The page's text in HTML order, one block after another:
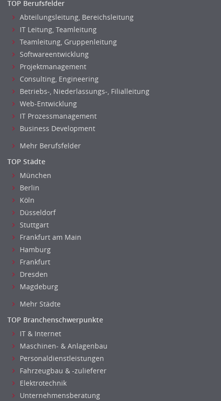
Fotografie, Video
Grafik- und Kommunikationsdesign
Medien-, Screen-, Webdesign
Modedesign, Schmuckdesign
Produktdesign, Industriedesign
Beschaffungslogistik
Disposition
Einkauf
Logistik
Einkauf, Materialwirtschaft & Logistik Leitung, Teamleitung
Einkauf, Materialwirtschaft & Logistik Prozessmanagement
Supply-Chain-Management
Anlagenbuchhaltung
Controlling
Debitorenbuchhaltung
Finanzbuchhaltung, Bilanzbuchhaltung
Gehaltsbuchhaltung, Lohnbuchhaltung
Finanzen Prozessmanagement
Rechnungswesen
Revision
Steuern
TOP Berufsfelder
Abteilungsleitung, Bereichsleitung
IT Leitung, Teamleitung
Teamleitung, Gruppenleitung
Softwareentwicklung
Projektmanagement
Consulting, Engineering
Betriebs-, Niederlassungs-, Filialleitung
Web-Entwicklung
IT Prozessmanagement
Business Development
Mehr Berufsfelder
TOP Städte
München
Berlin
Köln
Düsseldorf
Stuttgart
Frankfurt am Main
Hamburg
Frankfurt
Dresden
Magdeburg
Mehr Städte
TOP Branchenschwerpunkte
IT & Internet
Maschinen- & Anlagenbau
Personaldienstleistungen
Fahrzeugbau & -zulieferer
Elektrotechnik
Unternehmensberatung